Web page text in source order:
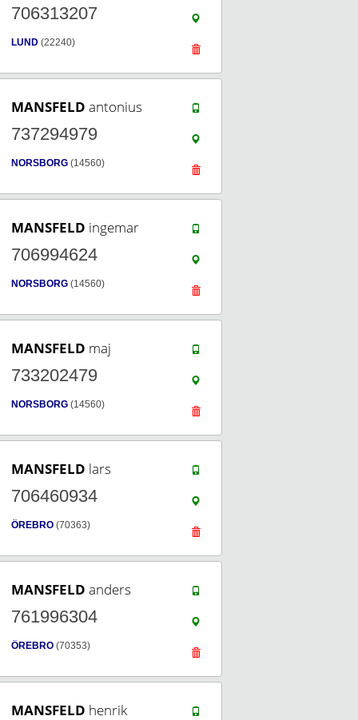
706313207
LUND (22240)
MANSFELD antonius
737294979
NORSBORG (14560)
MANSFELD ingemar
706994624
NORSBORG (14560)
MANSFELD maj
733202479
NORSBORG (14560)
MANSFELD lars
706460934
ÖREBRO (70363)
MANSFELD anders
761996304
ÖREBRO (70353)
MANSFELD henrik